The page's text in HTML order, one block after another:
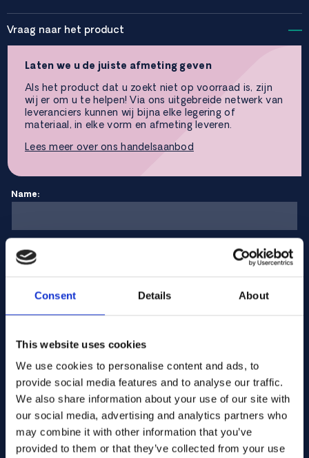
Consent Details About
This website uses cookies
We use cookies to personalise content and ads, to
provide social media features and to analyse our traffic.
We also share information about your use of our site with
our social media, advertising and analytics partners who
may combine it with other information that you’ve
provided to them or that they’ve collected from your use
Vraag naar het product
Laten we u de juiste afmeting geven
Als het product dat u zoekt niet op voorraad is, zijn
wij er om u te helpen! Via ons uitgebreide netwerk van
leveranciers kunnen wij bijna elke legering of
materiaal, in elke vorm en afmeting leveren.
Lees meer over ons handelsaanbod
Name:
E-mailadres:
Uw bericht